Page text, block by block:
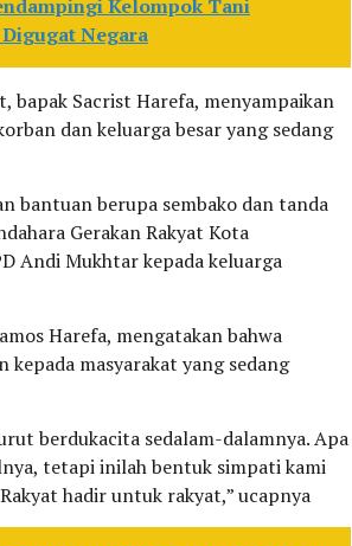
Kelompok Tani
Negara
bapak Sacrist Harefa, menyampaikan
dan keluarga besar yang sedang
bantuan berupa sembako dan tanda
Gerakan Rakyat Kota
Andi Mukhtar kepada keluarga
Harefa, mengatakan bahwa
masyarakat yang sedang
berdukacita sedalam-dalamnya. Apa
tetapi inilah bentuk simpati kami
hadir untuk rakyat,” ucapnya